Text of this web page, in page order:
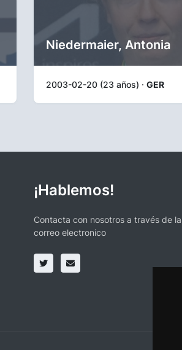
Niedermaier, Antonia
2003-02-20 (23 años) · GER
¡Hablemos!
Contacta con nosotros a través de
correo electronico